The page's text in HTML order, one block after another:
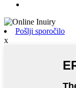
Pošlji sporočilo
x